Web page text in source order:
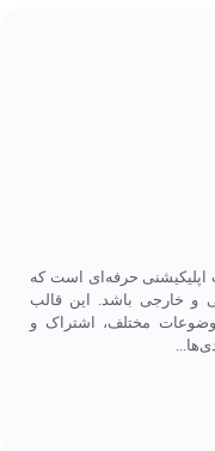
اپلیکیشنی حرفه‌ای است که
و خارجی باشد. این قالب
مختلف، اشتراک و